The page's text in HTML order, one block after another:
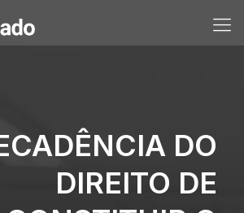
DO
DIREITO DE